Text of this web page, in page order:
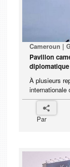
Cameroun |
Pavillon
diplomatique
À plusieurs
internationale
Par